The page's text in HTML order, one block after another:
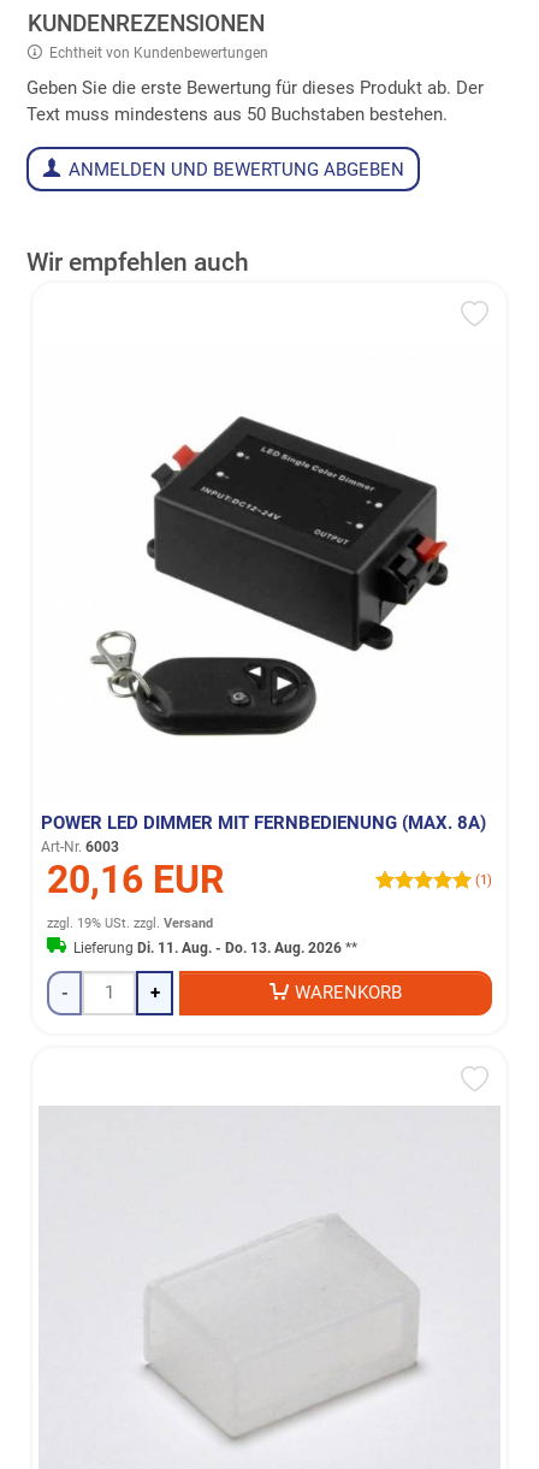
KUNDENREZENSIONEN
Echtheit von Kundenbewertungen
Geben Sie die erste Bewertung für dieses Produkt ab. Der
Text muss mindestens aus 50 Buchstaben bestehen.
ANMELDEN UND BEWERTUNG ABGEBEN
Wir empfehlen auch
POWER LED DIMMER MIT FERNBEDIENUNG (MAX. 8A)
Art-Nr. 6003
20,16 EUR (1)
zzgl. 19% USt. zzgl.Versand
LieferungDi. 11. Aug. - Do. 13. Aug. 2026 **
- + WARENKORB